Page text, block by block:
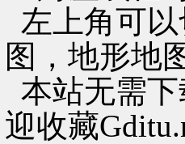
左上角可
图，地形地
本站无需
迎收藏